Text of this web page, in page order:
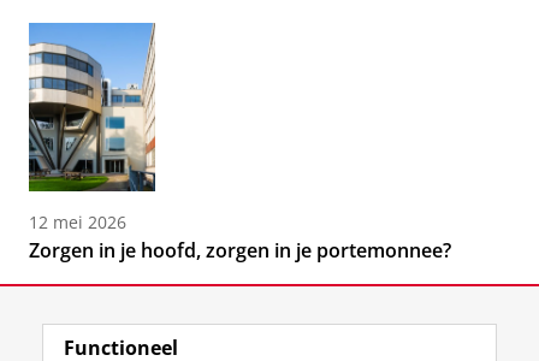
12 mei 2026
Zorgen in je hoofd, zorgen in je portemonnee?
Functioneel